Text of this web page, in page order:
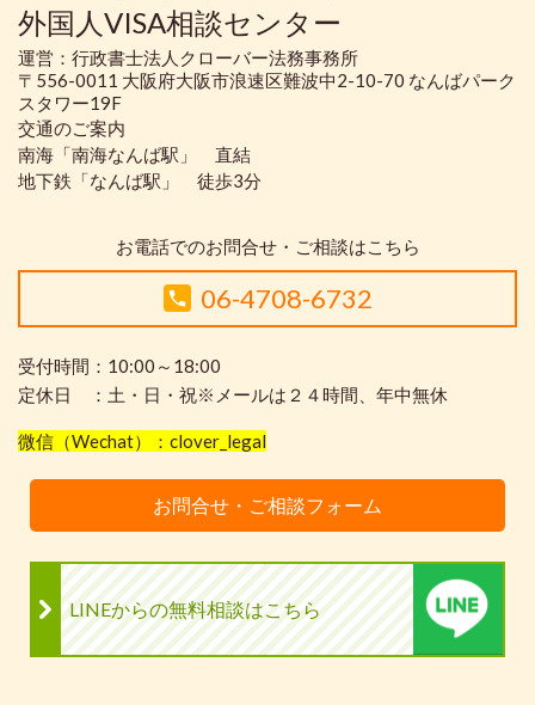
外国人VISA相談センター
運営：行政書士法人クローバー法務事務所
〒556-0011 大阪府大阪市浪速区難波中2-10-70 なんばパーク
スタワー19F
交通のご案内
南海「南海なんば駅」 直結
地下鉄「なんば駅」 徒歩3分
お電話でのお問合せ・ご相談はこちら
06-4708-6732
受付時間：10:00～18:00
定休日 ：土・日・祝※メールは２４時間、年中無休
微信（Wechat）：clover_legal
お問合せ・ご相談フォーム
LINEからの無料相談はこちら